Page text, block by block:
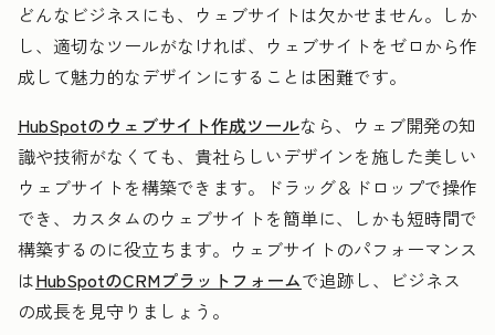
どんなビジネスにも、ウェブサイトは欠かせません。しか
し、適切なツールがなければ、ウェブサイトをゼロから作
成して魅力的なデザインにすることは困難です。
HubSpotのウェブサイト作成ツールなら、ウェブ開発の知
識や技術がなくても、貴社らしいデザインを施した美しい
ウェブサイトを構築できます。ドラッグ＆ドロップで操作
でき、カスタムのウェブサイトを簡単に、しかも短時間で
構築するのに役立ちます。ウェブサイトのパフォーマンス
はHubSpotのCRMプラットフォームで追跡し、ビジネス
の成長を見守りましょう。